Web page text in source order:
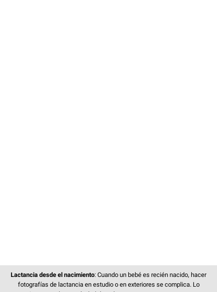
Lactancia desde el nacimiento: Cuando un bebé es recién nacido, hacer
fotografías de lactancia en estudio o en exteriores se complica. Lo